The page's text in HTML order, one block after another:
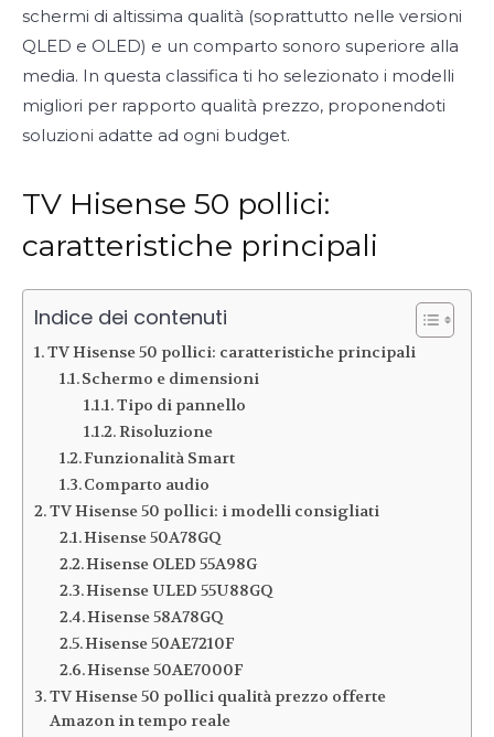
schermi di altissima qualità (soprattutto nelle versioni
QLED e OLED) e un comparto sonoro superiore alla
media. In questa classifica ti ho selezionato i modelli
migliori per rapporto qualità prezzo, proponendoti
soluzioni adatte ad ogni budget.
TV Hisense 50 pollici:
caratteristiche principali
Indice dei contenuti
TV Hisense 50 pollici: caratteristiche principali
Schermo e dimensioni
Tipo di pannello
Risoluzione
Funzionalità Smart
Comparto audio
TV Hisense 50 pollici: i modelli consigliati
Hisense 50A78GQ
Hisense OLED 55A98G
Hisense ULED 55U88GQ
Hisense 58A78GQ
Hisense 50AE7210F
Hisense 50AE7000F
TV Hisense 50 pollici qualità prezzo offerte
Amazon in tempo reale